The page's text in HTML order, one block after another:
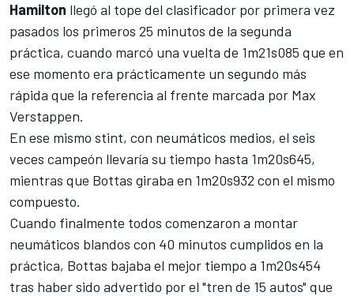
Hamilton llegó al tope del clasificador por primera vez
pasados los primeros 25 minutos de la segunda
práctica, cuando marcó una vuelta de 1m21s085 que en
ese momento era prácticamente un segundo más
rápida que la referencia al frente marcada por Max
Verstappen.
En ese mismo stint, con neumáticos medios, el seis
veces campeón llevaría su tiempo hasta 1m20s645,
mientras que Bottas giraba en 1m20s932 con el mismo
compuesto.
Cuando finalmente todos comenzaron a montar
neumáticos blandos con 40 minutos cumplidos en la
práctica, Bottas bajaba el mejor tiempo a 1m20s454
tras haber sido advertido por el "tren de 15 autos" que